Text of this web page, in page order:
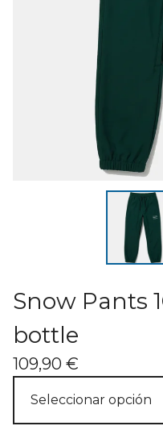
Snow Pants
bottle
109,90 €